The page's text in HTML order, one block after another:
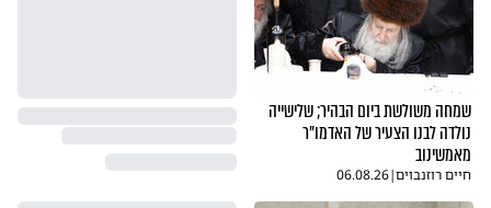
שמחה משולשת ביום הבהיר; שלישייה
נולדה לבנו הצעיר של האדמו"ר
מאמשינוב
חיים רוזנבוים|
06.08.26